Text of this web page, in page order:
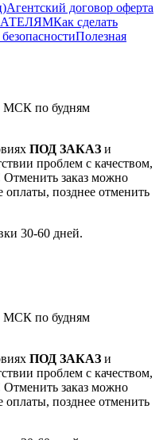
Агентский договор оферта
Как сделать
Полезная
МСК по будням
ПОД ЗАКАЗ и
проблем с качеством,
Отменить заказ можно
оплаты, позднее отменить
30-60 дней.
МСК по будням
ПОД ЗАКАЗ и
проблем с качеством,
Отменить заказ можно
оплаты, позднее отменить